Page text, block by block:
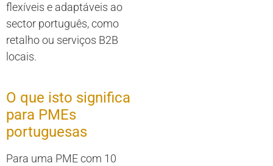
flexíveis e adaptáveis ao
sector português, como
retalho ou serviços B2B
locais.
O que isto significa
para PMEs
portuguesas
Para uma PME com 10